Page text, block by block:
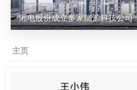
湘电股份成立多家能源科技公司
主页